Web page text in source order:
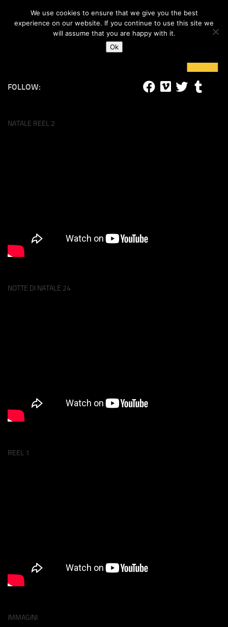
Skip to content
#lucalife
FOLLOW:
NATALE REEL 2
NOTTE DI NATALE 24
REEL 1
IMMAGINI
We use cookies to ensure that we give you the best
experience on our website. If you continue to use this site we
will assume that you are happy with it.
Ok